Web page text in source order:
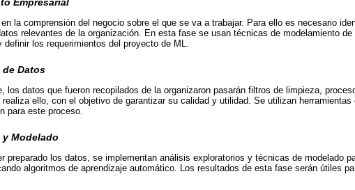
Empresarial
la comprensión del negocio sobre el que se va a trabajar. Para ello es necesario
relevantes de la organización. En esta fase se usan técnicas de modelamiento
definir los requerimientos del proyecto de ML.
de Datos
los datos que fueron recopilados de la organizaron pasarán filtros de limpieza,
ello, con el objetivo de garantizar su calidad y utilidad. Se utilizan
para este proceso.
Modelado
preparado los datos, se implementan análisis exploratorios y técnicas de modelado
algoritmos de aprendizaje automático. Los resultados de esta fase serán útiles